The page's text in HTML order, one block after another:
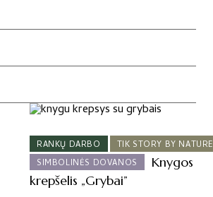
RANKŲ DARBO
TIK STORY BY NATURE
SIMBOLINĖS DOVANOS
Knygos
krepšelis „Grybai”